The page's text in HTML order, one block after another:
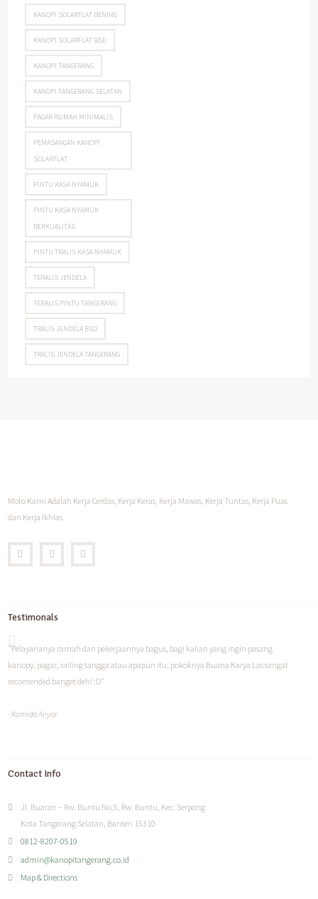
KANOPI SOLARFLAT BENING
KANOPI SOLARFLAT BSD
KANOPI TANGERANG
KANOPI TANGERANG SELATAN
PAGAR RUMAH MINIMALIS
PEMASANGAN KANOPI
SOLARFLAT
PINTU KASA NYAMUK
PINTU KASA NYAMUK
BERKUALITAS
PINTU TRALIS KASA NYAMUK
TERALIS JENDELA
TERALIS PINTU TANGERANG
TRALIS JENDELA BSD
TRALIS JENDELA TANGERANG
Moto Kami Adalah Kerja Cerdas, Kerja Keras, Kerja Mawas, Kerja Tuntas, Kerja Puas
dan Kerja Ikhlas
Testimonals
"Pelayananya ramah dan pekerjaannya bagus, bagi kalian yang ingin pasang
kanopy, pagar, railing tangga atau apapun itu, pokoknya Buana Karya Las sangat
recomended banget deh! :D"
- Komida Anyar
Contact Info
Jl. Buaran – Rw. Buntu No.5, Rw. Buntu, Kec. Serpong
Kota Tangerang Selatan, Banten 15310
0812-8207-0519
admin@kanopitangerang.co.id
Map & Directions